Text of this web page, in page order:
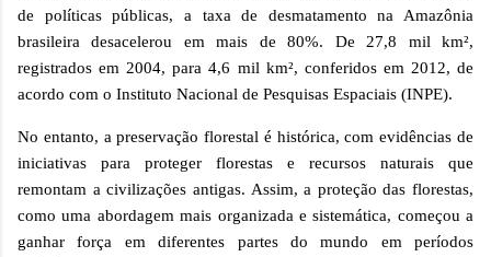
de políticas públicas, a taxa de desmatamento na Amazônia
brasileira desacelerou em mais de 80%. De 27,8 mil km²,
registrados em 2004, para 4,6 mil km², conferidos em 2012, de
acordo com o Instituto Nacional de Pesquisas Espaciais (INPE).
No entanto, a preservação florestal é histórica, com evidências de
iniciativas para proteger florestas e recursos naturais que
remontam a civilizações antigas. Assim, a proteção das florestas,
como uma abordagem mais organizada e sistemática, começou a
ganhar força em diferentes partes do mundo em períodos